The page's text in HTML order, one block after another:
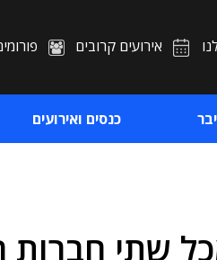
אירועים קרובים
כנסים ואירועים
שתי חברות